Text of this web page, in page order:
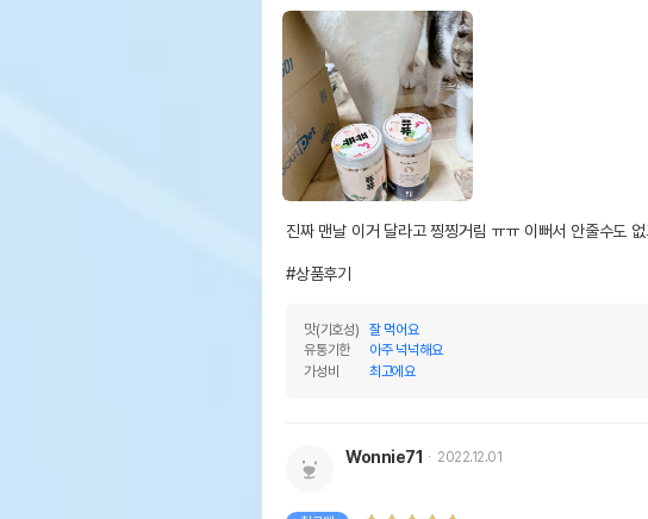
진짜 맨날 이거 달라고 찡찡거림 ㅠㅠ 이뻐서 안줄수도
#상품후기
맛(기호성)
잘 먹어요
유통기한
아주 넉넉해요
가성비
최고에요
Wonnie71 2022.12.01